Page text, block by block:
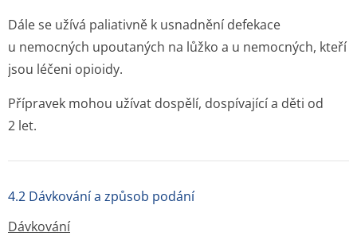
Dále se užívá paliativně k usnadnění defekace
u nemocných upoutaných na lůžko a u nemocných, kteří
jsou léčeni opioidy.
Přípravek mohou užívat dospělí, dospívající a děti od
2 let.
4.2 Dávkování a způsob podání
Dávkování